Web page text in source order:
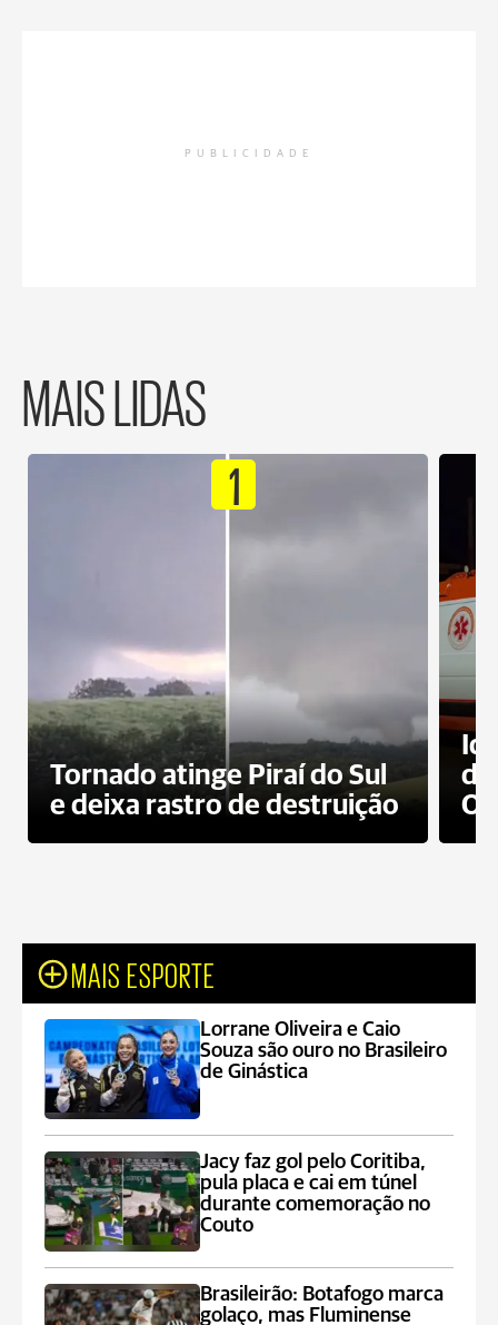
PUBLICIDADE
MAIS LIDAS
1
Tornado atinge Piraí do Sul
e deixa rastro de destruição
MAIS ESPORTE
Lorrane Oliveira e Caio
Souza são ouro no Brasileiro
de Ginástica
Jacy faz gol pelo Coritiba,
pula placa e cai em túnel
durante comemoração no
Couto
Brasileirão: Botafogo marca
golaço, mas Fluminense